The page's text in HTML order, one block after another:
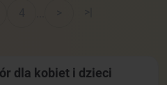
dla kobiet i dzieci